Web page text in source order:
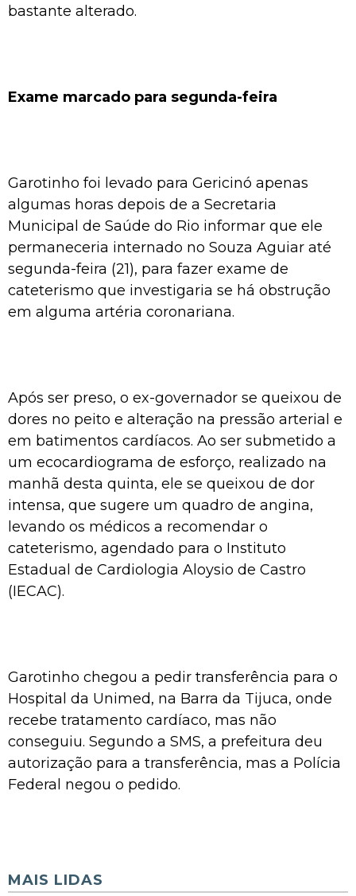
bastante alterado.
Exame marcado para segunda-feira
Garotinho foi levado para Gericinó apenas
algumas horas depois de a Secretaria
Municipal de Saúde do Rio informar que ele
permaneceria internado no Souza Aguiar até
segunda-feira (21), para fazer exame de
cateterismo que investigaria se há obstrução
em alguma artéria coronariana.
Após ser preso, o ex-governador se queixou de
dores no peito e alteração na pressão arterial e
em batimentos cardíacos. Ao ser submetido a
um ecocardiograma de esforço, realizado na
manhã desta quinta, ele se queixou de dor
intensa, que sugere um quadro de angina,
levando os médicos a recomendar o
cateterismo, agendado para o Instituto
Estadual de Cardiologia Aloysio de Castro
(IECAC).
Garotinho chegou a pedir transferência para o
Hospital da Unimed, na Barra da Tijuca, onde
recebe tratamento cardíaco, mas não
conseguiu. Segundo a SMS, a prefeitura deu
autorização para a transferência, mas a Polícia
Federal negou o pedido.
MAIS LIDAS